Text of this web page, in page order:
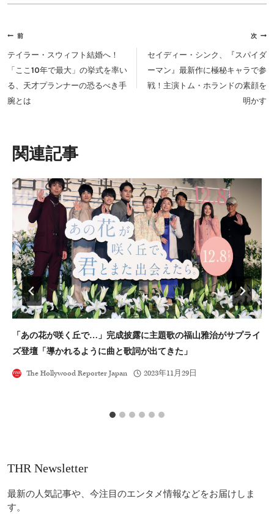
投
稿
ナ
ビ
ゲ
ョ
ン
前
テイラー・スウィフト結婚へ！
「ここ10年で最大」の挙式を率い
る、天才プランナーの恐るべき手
腕とは
次
セイディー・シンク、『スパイダ
ーマン』最新作に極秘キャラで参
戦！主演トム・ホランドの素顔を
明かす
類似投稿
「あの花が咲く丘で…」完成披露に主題歌の福山雅治がサプライ
ズ登壇「導かれるように曲と歌詞が出てきた」
The Hollywood Reporter Japan 2023年11月29日
THR Newsletter
最新の人気記事や、今注目のエンタメ情報などをお届けしま
す。